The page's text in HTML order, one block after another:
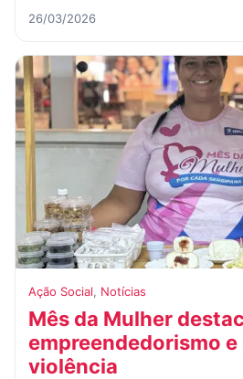
26/03/2026
Ação Social, Notícias
Mês da Mulher
empreendedorismo
violência